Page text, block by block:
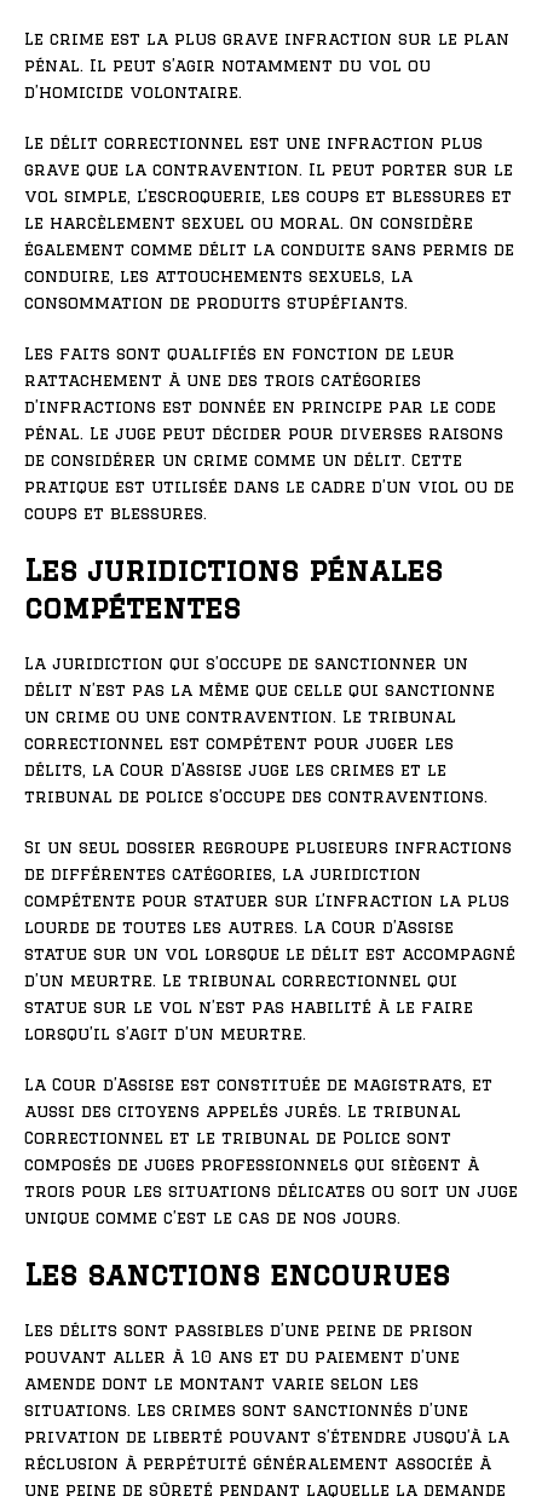
Le crime est la plus grave infraction sur le plan
pénal. Il peut s’agir notamment du vol ou
d’homicide volontaire.
Le délit correctionnel est une infraction plus
grave que la contravention. Il peut porter sur le
vol simple, l’escroquerie, les coups et blessures et
le harcèlement sexuel ou moral. On considère
également comme délit la conduite sans permis de
conduire, les attouchements sexuels, la
consommation de produits stupéfiants.
Les faits sont qualifiés en fonction de leur
rattachement à une des trois catégories
d’infractions est donnée en principe par le code
pénal. Le juge peut décider pour diverses raisons
de considérer un crime comme un délit. Cette
pratique est utilisée dans le cadre d’un viol ou de
coups et blessures.
Les juridictions pénales
compétentes
La juridiction qui s’occupe de sanctionner un
délit n’est pas la même que celle qui sanctionne
un crime ou une contravention. Le tribunal
correctionnel est compétent pour juger les
délits, la Cour d’Assise juge les crimes et le
tribunal de police s’occupe des contraventions.
Si un seul dossier regroupe plusieurs infractions
de différentes catégories, la juridiction
compétente pour statuer sur l’infraction la plus
lourde de toutes les autres. La Cour d’Assise
statue sur un vol lorsque le délit est accompagné
d’un meurtre. Le tribunal correctionnel qui
statue sur le vol n’est pas habilité à le faire
lorsqu’il s’agit d’un meurtre.
La Cour d’Assise est constituée de magistrats, et
aussi des citoyens appelés jurés. Le tribunal
Correctionnel et le tribunal de Police sont
composés de juges professionnels qui siègent à
trois pour les situations délicates ou soit un juge
unique comme c’est le cas de nos jours.
Les sanctions encourues
Les délits sont passibles d’une peine de prison
pouvant aller à 10 ans et du paiement d’une
amende dont le montant varie selon les
situations. Les crimes sont sanctionnés d’une
privation de liberté pouvant s’étendre jusqu’à la
réclusion à perpétuité généralement associée à
une peine de sûreté pendant laquelle la demande